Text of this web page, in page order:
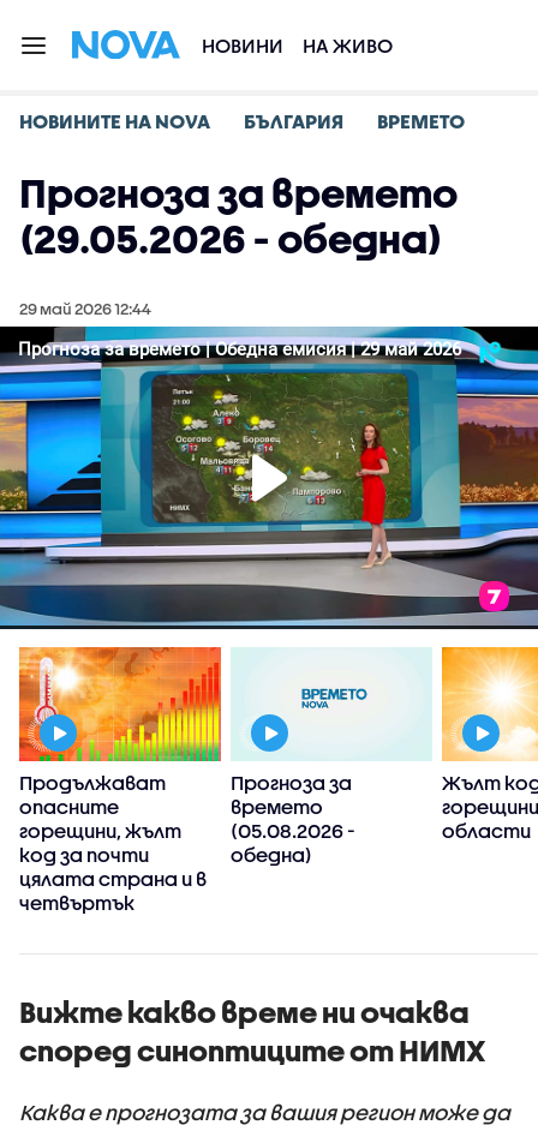
НОВИНИ НА ЖИВО
НОВИНИТЕ НА NOVA БЪЛГАРИЯ ВРЕМЕТО
Прогноза за времето
(29.05.2026 - обедна)
29 май 2026 12:44
Продължават
опасните
горещини, жълт
код за почти
цялата страна и в
четвъртък
Прогноза за
времето
(05.08.2026 -
обедна)
Жълт
горещини
области
Вижте какво време ни очаква
според синоптиците от НИМХ
Каква е прогнозата за вашия регион може да